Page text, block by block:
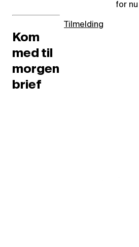
for nu
Kom
med til
morgen
brief
Tilmelding